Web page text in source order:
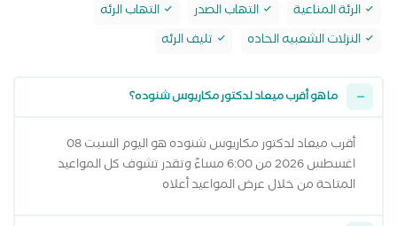
الرئة المناعية
التهاب الصدر
التهاب الرئه
النزلات الشعبيه الحاده
تليف الرئه
ما هو أقرب ميعاد لدكتور مكاريوس شنوده؟
أقرب ميعاد لدكتور مكاريوس شنوده هو اليوم السبت 08
اغسطس 2026 من 6:00 مساءً وتقدر تشوف كل المواعيد
المتاحة من خلال عرض المواعيد أعلاه